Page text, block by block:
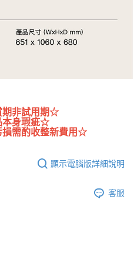
非試用期☆
身瑕疵☆
需酌收整新費用☆
顯示電腦版詳細說明
客服